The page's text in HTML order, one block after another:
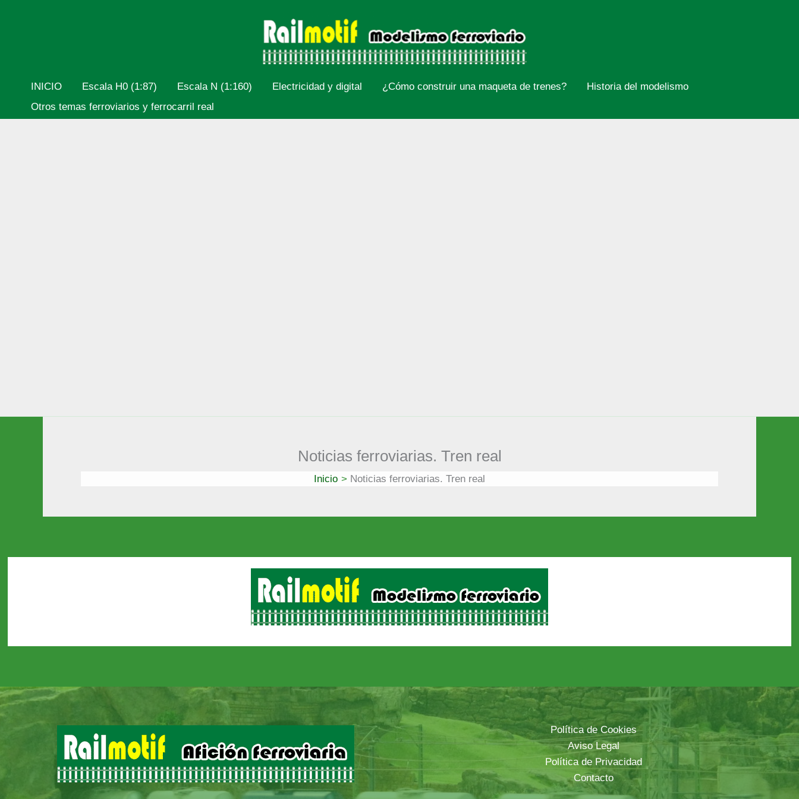
INICIO Escala H0 (1:87) Escala N (1:160) Electricidad y digital ¿Cómo construir una maqueta de trenes?
Historia del modelismo
Otros temas ferroviarios y ferrocarril real
Noticias ferroviarias. Tren real
Inicio Noticias ferroviarias. Tren real
Política de Cookies
Aviso Legal
Política de Privacidad
Contacto